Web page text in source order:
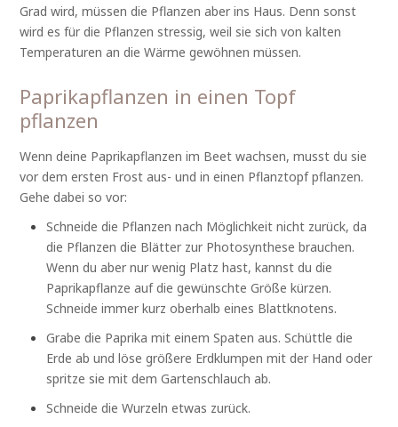
Grad wird, müssen die Pflanzen aber ins Haus. Denn sonst
wird es für die Pflanzen stressig, weil sie sich von kalten
Temperaturen an die Wärme gewöhnen müssen.
Paprikapflanzen in einen Topf
pflanzen
Wenn deine Paprikapflanzen im Beet wachsen, musst du sie
vor dem ersten Frost aus- und in einen Pflanztopf pflanzen.
Gehe dabei so vor:
Schneide die Pflanzen nach Möglichkeit nicht zurück, da
die Pflanzen die Blätter zur Photosynthese brauchen.
Wenn du aber nur wenig Platz hast, kannst du die
Paprikapflanze auf die gewünschte Größe kürzen.
Schneide immer kurz oberhalb eines Blattknotens.
Grabe die Paprika mit einem Spaten aus. Schüttle die
Erde ab und löse größere Erdklumpen mit der Hand oder
spritze sie mit dem Gartenschlauch ab.
Schneide die Wurzeln etwas zurück.